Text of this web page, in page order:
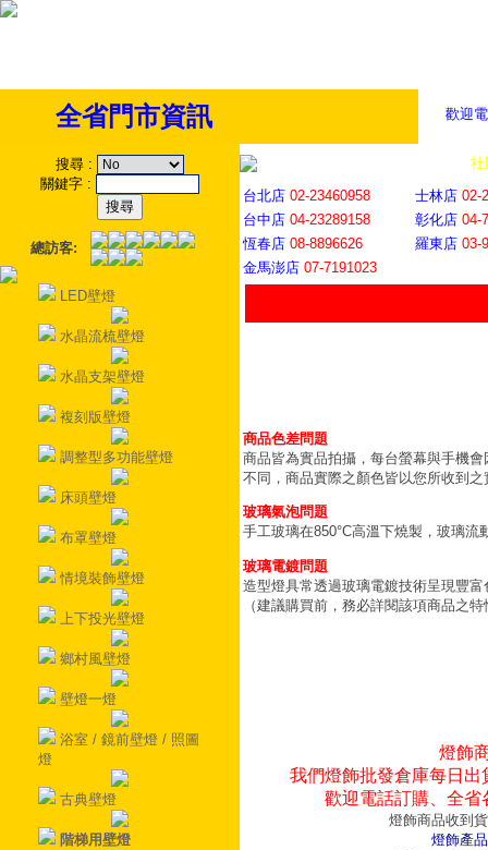
歡迎
全省門市資訊
搜尋 :
關鍵字 :
總訪客:
LED壁燈
水晶流梳壁燈
水晶支架壁燈
複刻版壁燈
調整型多功能壁燈
床頭壁燈
布罩壁燈
情境裝飾壁燈
上下投光壁燈
鄉村風壁燈
壁燈一燈
浴室 / 鏡前壁燈 / 照圖
燈
古典壁燈
階梯用壁燈
社
台北店 02-23460958 士林店 02-
台中店 04-23289158 彰化店 04-
恆春店 08-8896626 羅東店 03-
金馬澎店 07-7191023
商品色差問題
商品皆為實品拍攝，每台螢幕與手機
不同，商品實際之顏色皆以您所收到之
玻璃氣泡問題
手工玻璃在850°C高溫下燒製，玻璃
玻璃電鍍問題
造型燈具常透過玻璃電鍍技術呈現豐
（建議購買前，務必詳閱該項商品之
燈飾
我們燈飾批發倉庫每日
歡迎電話訂購、全
燈飾商品收到
燈飾產